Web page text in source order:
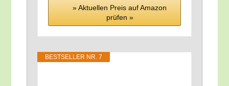
» Aktu­el­len Preis auf Ama­zon
prü­fen »
BEST­SEL­LER NR. 7